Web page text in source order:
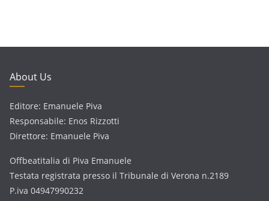
About Us
Editore: Emanuele Piva
Responsabile: Enos Rizzotti
Direttore: Emanuele Piva
Offbeatitalia di Piva Emanuele
Testata registrata presso il Tribunale di Verona n.2189
P.iva 04947990232